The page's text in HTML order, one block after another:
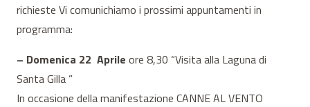
richieste Vi comunichiamo i prossimi appuntamenti in
programma:
– Domenica 22 Aprile ore 8,30 “Visita alla Laguna di
Santa Gilla ”
In occasione della manifestazione CANNE AL VENTO